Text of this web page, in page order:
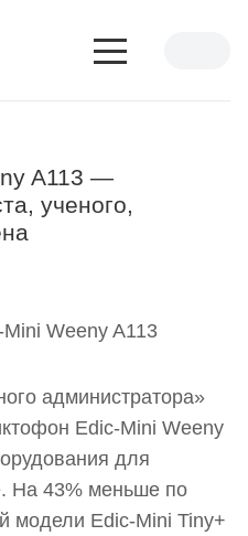
A113 —
ученого,
администратора»
Edic-Mini Weeny
для
На 43% меньше по
модели Edic-Mini Tiny+